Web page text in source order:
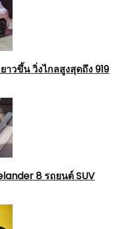
วขึ้น วิ่งไกลสูงสุดถึง 919
8 รถยนต์ SUV